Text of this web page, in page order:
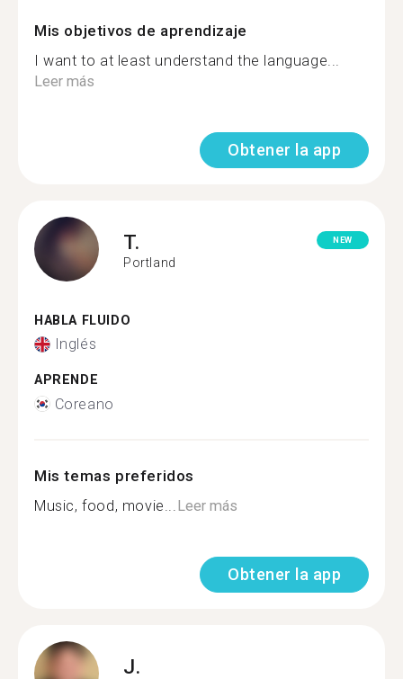
Mis objetivos de aprendizaje
I want to at least understand the language...
Leer más
Obtener la app
T.
Portland
NEW
HABLA FLUIDO
Inglés
APRENDE
Coreano
Mis temas preferidos
Music, food, movie... Leer más
Obtener la app
J.